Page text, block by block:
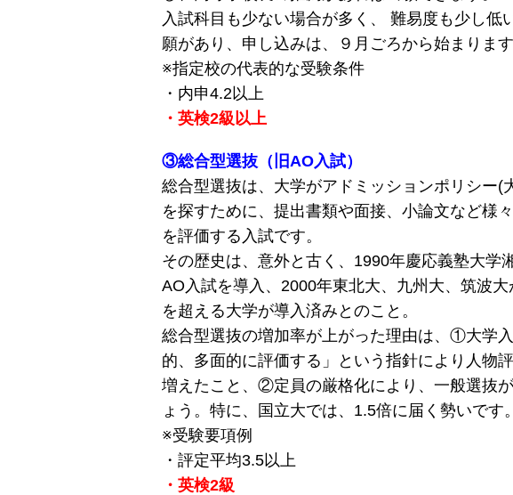
入試科目も少ない場合が多く、 難易度も少し低
願があり、申し込みは、９月ごろから始まります
※指定校の代表的な受験条件
・内申4.2以上
・英検2級以上
③総合型選抜（旧AO入試）
総合型選抜は、大学がアドミッションポリシー(
を探すために、提出書類や面接、小論文など様
を評価する入試です。
その歴史は、意外と古く、1990年慶応義塾大学
AO入試を導入、2000年東北大、九州大、筑波
を超える大学が導入済みとのこと。
総合型選抜の増加率が上がった理由は、①大学
的、多面的に評価する」という指針により人物
増えたこと、②定員の厳格化により、一般選抜
ょう。特に、国立大では、1.5倍に届く勢いです。
※受験要項例
・評定平均3.5以上
・英検2級